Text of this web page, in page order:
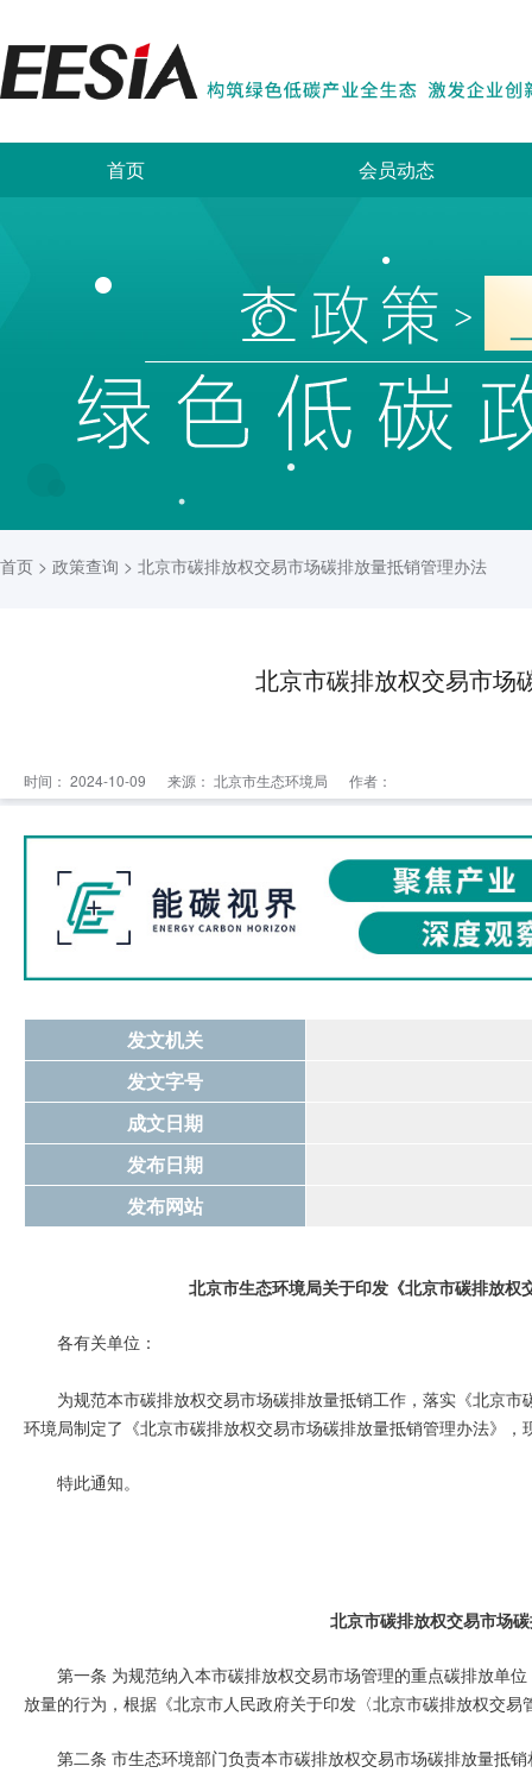
首页 会员动态
首页 > 政策查询 > 北京市碳排放权交易市场碳排放量抵销管理办法
北京市碳排放权交易市场
时间： 2024-10-09 来源： 北京市生态环境局 作者：
发文机关
发文字号
成文日期
发布日期
发布网站
北京市生态环境局关于印发《北京市碳排放
各有关单位：
为规范本市碳排放权交易市场碳排放量抵销工作，落实《北京
环境局制定了《北京市碳排放权交易市场碳排放量抵销管理办法》，
特此通知。
北京市碳排放权交易市场
第一条 为规范纳入本市碳排放权交易市场管理的重点碳排放单
放量的行为，根据《北京市人民政府关于印发〈北京市碳排放权交
第二条 市生态环境部门负责本市碳排放权交易市场碳排放量抵